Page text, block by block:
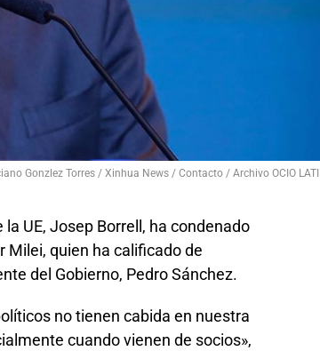
Gonzlez Torres / Xinhua News / Contacto / Archivo OCIO
UE, Josep Borrell, ha condenado
Milei, quien ha calificado de
del Gobierno, Pedro Sánchez.
no tienen cabida en nuestra
cuando vienen de socios»,